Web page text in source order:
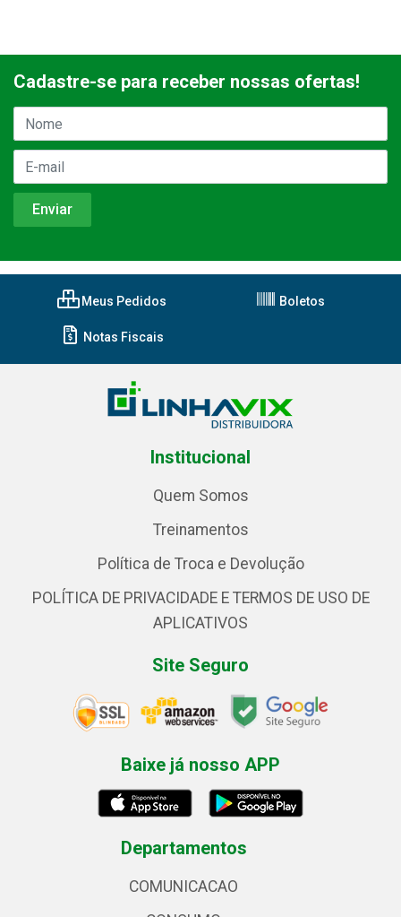
Cadastre-se para receber nossas ofertas!
Meus Pedidos Boletos
Notas Fiscais
Institucional
Quem Somos
Treinamentos
Política de Troca e Devolução
POLÍTICA DE PRIVACIDADE E TERMOS DE USO DE
APLICATIVOS
Site Seguro
Baixe já nosso APP
Departamentos
COMUNICACAO